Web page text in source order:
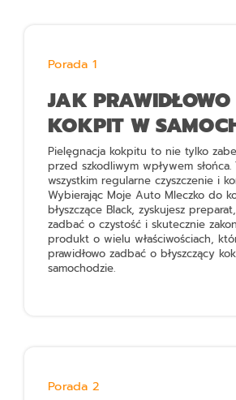
Porada 1
JAK
KOKPIT W
Pielęgnacja kokpitu to nie tylko
przed szkodliwym wpływem
wszystkim regularne czyszczenie i
WybierającMoje Auto Mleczko do
błyszczące Black, zyskujesz
zadbać o czystość i skutecznie
produkt o wielu właściwościach,
prawidłowo zadbać o błyszczący
samochodzie.
Porada 2